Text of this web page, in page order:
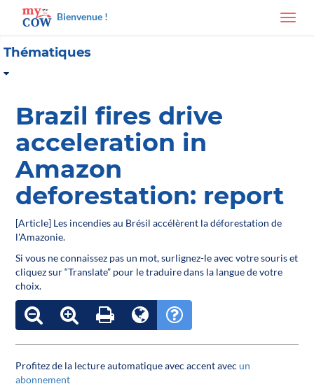
Bienvenue !
Thématiques
Brazil fires drive
acceleration in
Amazon
deforestation: report
[Article] Les incendies au Brésil accélèrent la déforestation de
l'Amazonie.
Si vous ne connaissez pas un mot, surlignez-le avec votre souris et
cliquez sur “Translate” pour le traduire dans la langue de votre
choix.
Profitez de la lecture automatique avec accent avec un
abonnement